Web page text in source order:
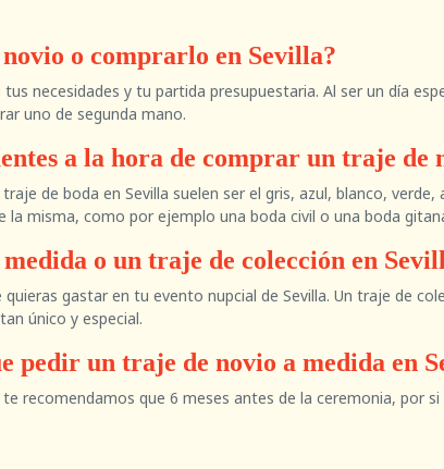
o comprarlo en Sevilla?
necesidades y tu partida presupuestaria. Al ser un día
uno de segunda mano.
a la hora de comprar un traje de
de boda en Sevilla suelen ser el gris, azul, blanco,
misma, como por ejemplo una boda civil o una boda
o un traje de colección en
gastar en tu evento nupcial de Sevilla. Un traje de
único y especial.
pedir un traje de novio a medida en
recomendamos que 6 meses antes de la ceremonia, por